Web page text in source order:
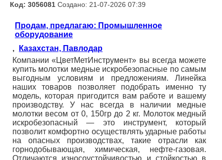
Код: 3056081 Создано: 21-07-2026 07:39
Продам, предлагаю: Промышленное
оборудование
,
Казахстан, Павлодар
Компании «ЦветМетИнструмент» вы всегда можете
купить молотки медные искробезопасные по самым
выгодным условиям и предложениям. Линейка
наших товаров позволяет подобрать именно ту
модель, которая пригодится вам работе и вашему
производству. У нас всегда в наличии медные
молотки весом от 0, 150гр до 2 кг. Молоток медный
искробезопасный — это инструмент, который
позволит комфортно осуществлять ударные работы
на опасных производствах, такие отрасли как
горнодобывающая, химическая, нефте-газовая.
Отличаются износоустойчивостью и стойкостью в